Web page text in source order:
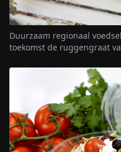
Duurzaam regionaal
toekomst de ruggengraat